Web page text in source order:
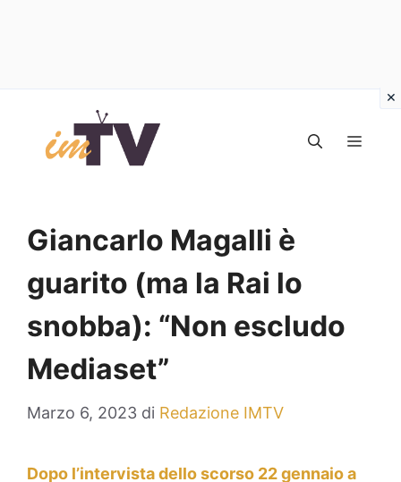
contenuto
Giancarlo Magalli è
guarito (ma la Rai lo
snobba): “Non escludo
Mediaset”
Marzo 6, 2023 di Redazione IMTV
Dopo l’intervista dello scorso 22 gennaio a